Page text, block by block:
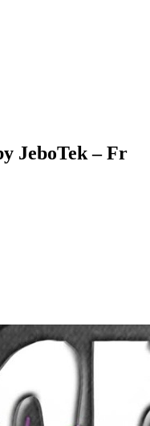
JeboTek – Fr